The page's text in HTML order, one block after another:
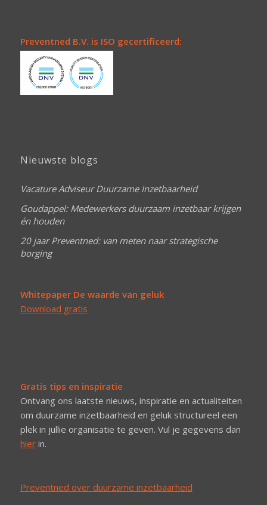
Preventned B.V. is ISO gecertificeerd:
Nieuwste blogs
Vacature Adviseur Duurzame Inzetbaarheid
Goudappel: Medewerkers duurzaam inzetbaar krijgen
én houden
20 jaar Preventned: van meten naar strategische
borging
Whitepaper De waarde van geluk
Download gratis
Gratis tips en inspiratie
Ontvang ons laatste nieuws, inspiratie en actualiteiten
om duurzame inzetbaarheid en geluk structureel een
plek in jullie organisatie te geven. Vul je gegevens dan
hierin.
Preventned over duurzame inzetbaarheid